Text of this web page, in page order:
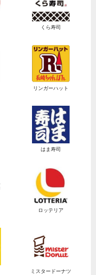
くら寿司
リンガーハット
はま寿司
ロッテリア
ミスタードーナツ